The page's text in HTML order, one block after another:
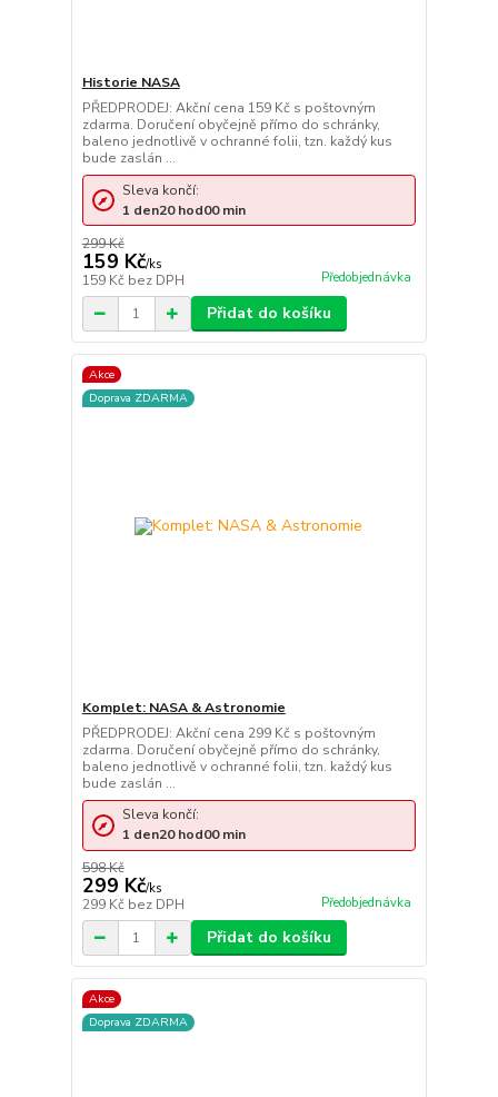
Historie NASA
PŘEDPRODEJ: Akční cena 159 Kč s poštovným
zdarma. Doručení obyčejně přímo do schránky,
baleno jednotlivě v ochranné folii, tzn. každý kus
bude zaslán ...
299 Kč
159 Kč/ks
159 Kč bez DPH Předobjednávka
Sleva končí:
1 den20hod00min
Přidat do košíku
Akce
Doprava ZDARMA
Komplet: NASA & Astronomie
PŘEDPRODEJ: Akční cena 299 Kč s poštovným
zdarma. Doručení obyčejně přímo do schránky,
baleno jednotlivě v ochranné folii, tzn. každý kus
bude zaslán ...
598 Kč
299 Kč/ks
299 Kč bez DPH Předobjednávka
Sleva končí:
1 den20hod00min
Přidat do košíku
Akce
Doprava ZDARMA